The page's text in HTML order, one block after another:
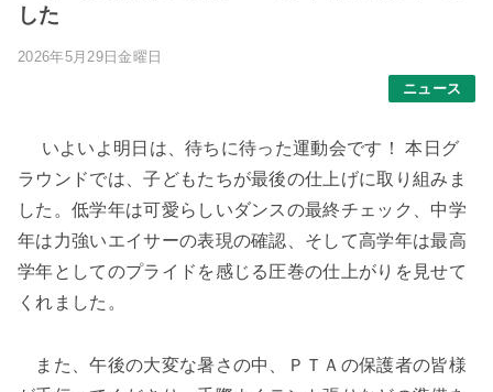
した
2026年5月29日金曜日
ニュース
いよいよ明日は、待ちに待った運動会です！ 本日グ
ラウンドでは、子どもたちが最後の仕上げに取り組みま
した。 低学年は可愛らしいダンスの最終チェック、 中学
年は力強いエイサーの表現の確認、そして高学年は最高
学年としてのプライドを感じる圧巻の仕上がりを見せて
くれました。
また、午後の大変な暑さの中、
ＰＴＡの保護者の皆様